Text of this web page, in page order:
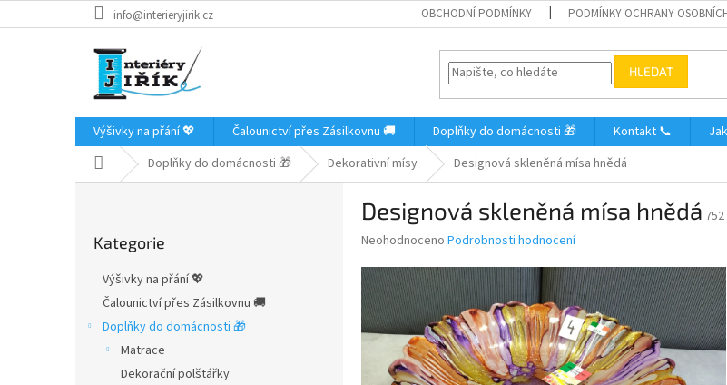
na
info@interieryjirik.cz OBCHODNÍ PODMÍNKY PODMÍNKY OCHRANY
HLEDAT
Výšivky na přání 💖 Čalounictví přes Zásilkovnu 🚚 Doplňky do domácnosti 🎁 Kontakt 📞
Domů Doplňky do domácnosti 🎁 Dekorativní mísy Designová skleněná mísa hnědá
kategorie
Kategorie
Výšivky na přání 💖
Čalounictví přes Zásilkovnu 🚚
Doplňky do domácnosti 🎁
Matrace
Dekorační polštářky
Designová skleněná mísa hnědá 752
Průměrné
produktu
je
0,0
z
hvězdiček.
Neohodnoceno Podrobnosti hodnocení